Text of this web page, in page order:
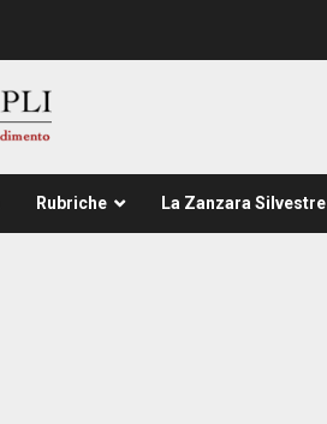
Rubriche La Zanzara Silvestre